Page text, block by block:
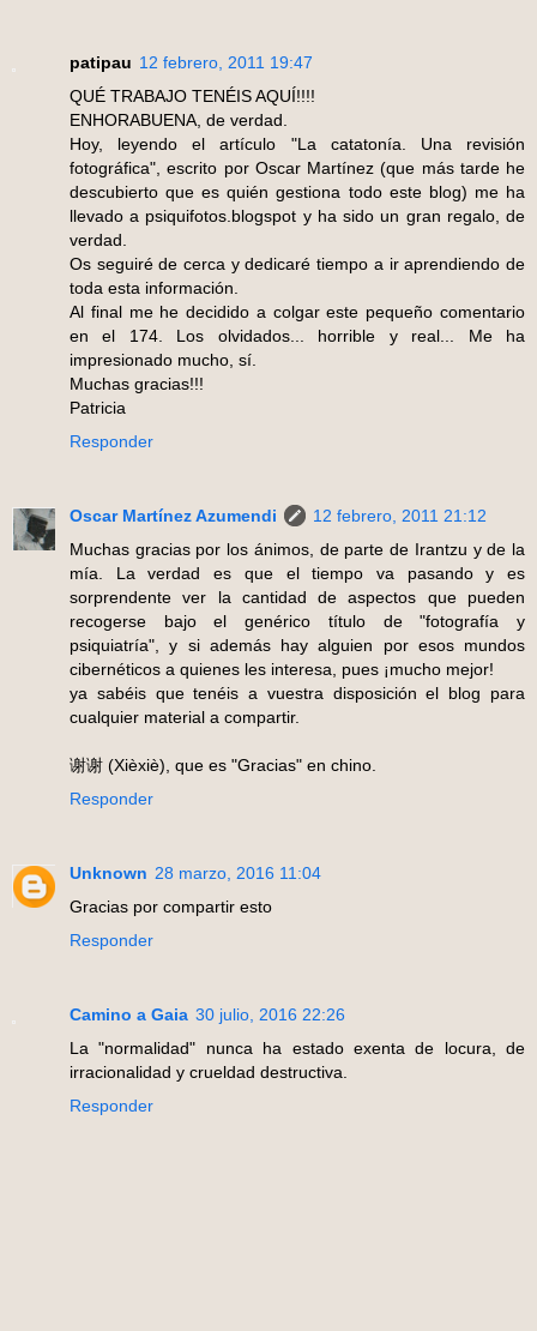
patipau 12 febrero, 2011 19:47
QUÉ TRABAJO TENÉIS AQUÍ!!!!
ENHORABUENA, de verdad.
Hoy, leyendo el artículo "La catatonía. Una revisión
fotográfica", escrito por Oscar Martínez (que más tarde he
descubierto que es quién gestiona todo este blog) me ha
llevado a psiquifotos.blogspot y ha sido un gran regalo, de
verdad.
Os seguiré de cerca y dedicaré tiempo a ir aprendiendo de
toda esta información.
Al final me he decidido a colgar este pequeño comentario
en el 174. Los olvidados... horrible y real... Me ha
impresionado mucho, sí.
Muchas gracias!!!
Patricia
Responder
Oscar Martínez Azumendi
12 febrero, 2011 21:12
Muchas gracias por los ánimos, de parte de Irantzu y de la
mía. La verdad es que el tiempo va pasando y es
sorprendente ver la cantidad de aspectos que pueden
recogerse bajo el genérico título de "fotografía y
psiquiatría", y si además hay alguien por esos mundos
cibernéticos a quienes les interesa, pues ¡mucho mejor!
ya sabéis que tenéis a vuestra disposición el blog para
cualquier material a compartir.
谢谢 (Xièxiè), que es "Gracias" en chino.
Responder
Unknown 28 marzo, 2016 11:04
Gracias por compartir esto
Responder
Camino a Gaia 30 julio, 2016 22:26
La "normalidad" nunca ha estado exenta de locura, de
irracionalidad y crueldad destructiva.
Responder